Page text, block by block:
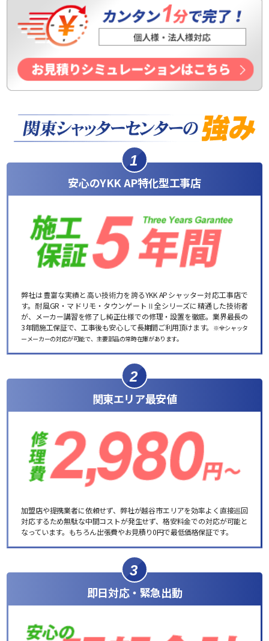
1
安心のYKK AP特化型工事店
弊社は豊富な実績と高い技術力を誇るYKK APシャッター対応工事店で
す。耐風GR・マドリモ・タウンゲートⅡ全シリーズに精通した技術者
が、メーカー講習を修了し純正仕様での修理・設置を徹底。業界最長の
3年間施工保証で、工事後も安心して長期間ご利用頂けます。 ※全シャッタ
ーメーカーの対応が可能で、主要部品の常時在庫があります。
2
関東エリア最安値
加盟店や提携業者に依頼せず、弊社が越谷市エリアを効率よく直接巡回
対応するため無駄な中間コストが発生せず、格安料金での対応が可能と
なっています。もちろん出張費やお見積り0円で最低価格保証です。
3
即日対応・緊急出動